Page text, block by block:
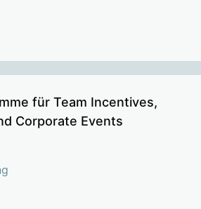
für Team Incentives,
Corporate Events